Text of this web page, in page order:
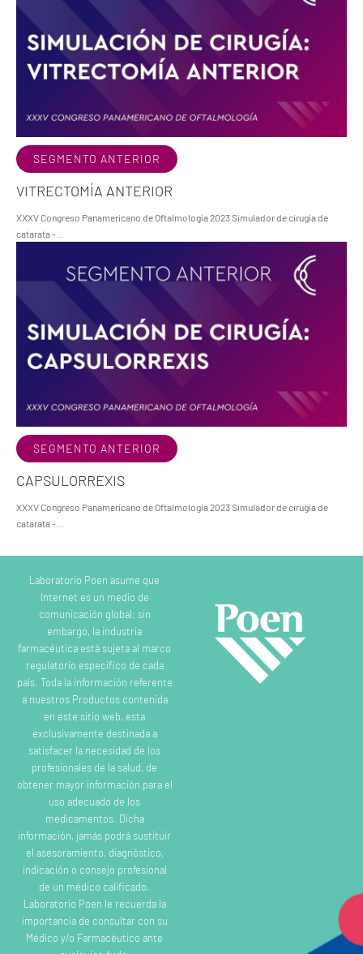
SEGMENTO ANTERIOR
VITRECTOMÍA ANTERIOR
XXXV Congreso Panamericano de Oftalmología 2023 Simulador de cirugía de
catarata -…
SEGMENTO ANTERIOR
CAPSULORREXIS
XXXV Congreso Panamericano de Oftalmología 2023 Simulador de cirugía de
catarata -…
Laboratorio Poen asume que
Internet es un medio de
comunicación global; sin
embargo, la industria
farmacéutica está sujeta al marco
regulatorio específico de cada
país. Toda la información referente
a nuestros Productos contenida
en este sitio web, esta
exclusivamente destinada a
satisfacer la necesidad de los
profesionales de la salud, de
obtener mayor información para el
uso adecuado de los
medicamentos. Dicha
información, jamás podrá sustituir
el asesoramiento, diagnóstico,
indicación o consejo profesional
de un médico calificado.
Laboratorio Poen le recuerda la
importancia de consultar con su
Médico y/o Farmacéutico ante